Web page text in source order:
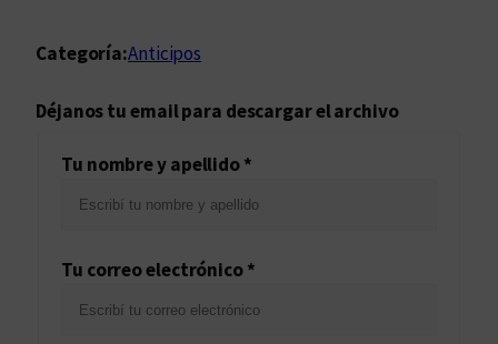
Categoría:Anticipos
Déjanos tu email para descargar el archivo
Tu nombre y apellido *
Tu correo electrónico *